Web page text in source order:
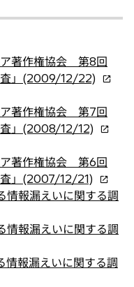
ア著作権協会 第8回
査」(2009/12/22) 新
い
タ
で
開
く
ア著作権協会 第7回
査」(2008/12/12) 新
い
タ
ブ
開
ア著作権協会 第6回
査」(2007/12/21) 新
し
タ
で
情報漏えいに関する調
情報漏えいに関する調
報漏えいに関する調